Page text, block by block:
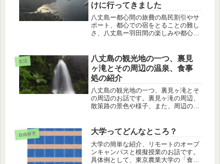
けに行ってきました
八丈島ー都心間の旅費の島民割引やサ
ポート、都心での宿をとることの難し
さ、八丈島ー羽田間の楽しみや都心の
生活
八丈島の観光地の一つ、裏見
ヶ滝とその周辺の温泉、食事
処の紹介
八丈島の観光地の一つ、裏見ヶ滝とそ
の周辺のお話です。裏見ヶ滝の周辺、
散策路の景色や様子、また、周辺の4
自由研究 大学ってどんなところ？
大学の簡単な紹介、リモートのオープ
ンキャンパスと模擬授業のお話です。
具体例として、東京農業大学の「食と